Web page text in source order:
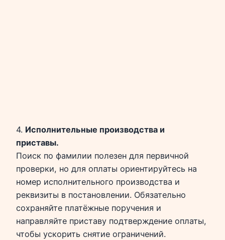
4. Исполнительные производства и
приставы.
Поиск по фамилии полезен для первичной
проверки, но для оплаты ориентируйтесь на
номер исполнительного производства и
реквизиты в постановлении. Обязательно
сохраняйте платёжные поручения и
направляйте приставу подтверждение оплаты,
чтобы ускорить снятие ограничений.